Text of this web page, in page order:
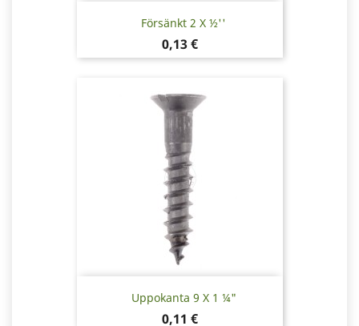
Försänkt 2 X ½''
Pris
0,13 €
Uppokanta 9 X 1 ¼"
Pris
0,11 €